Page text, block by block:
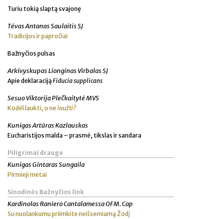
Turiu tokią slaptą svajonę
Tėvas Antanas Saulaitis SJ
Tradicijos ir papročiai
Bažnyčios pulsas
Arkivyskupas Lionginas Virbalas SJ
Apie deklaraciją Fiducia supplicans
Sesuo Viktorija Plečkaitytė MVS
Kodėl laukti, o nelaužti?
Kunigas Artūras Kazlauskas
Eucharistijos malda – prasmė, tikslas ir sandara
Piligrimai drauge
Kunigas Gintaras Sungaila
Pirmieji metai
Sinodinės Bažnyčios link
Kardinolas Raniero Cantalamessa OFM. Cap
Su nuolankumu priimkite neišsemiamą Žodį